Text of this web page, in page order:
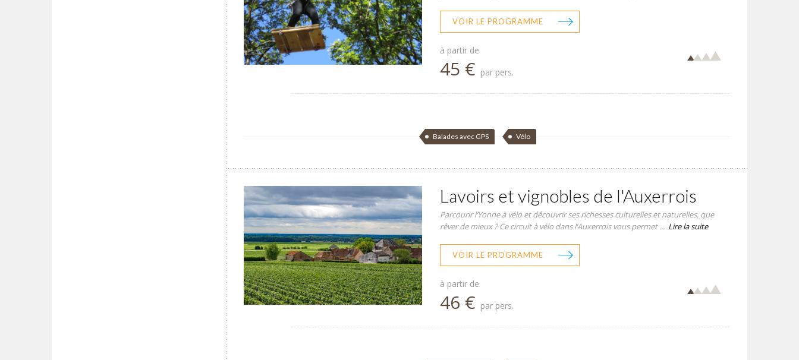
VOIR LE PROGRAMME
à partir de
45 € par pers.
Balades avec GPS Vélo
Lavoirs et vignobles de l'Auxerrois
Parcourir l’Yonne à vélo et découvrir ses richesses culturelles et naturelles, que
rêver de mieux ? Ce circuit à vélo dans l’Auxerrois vous permet ... Lire la suite
VOIR LE PROGRAMME
à partir de
46 € par pers.